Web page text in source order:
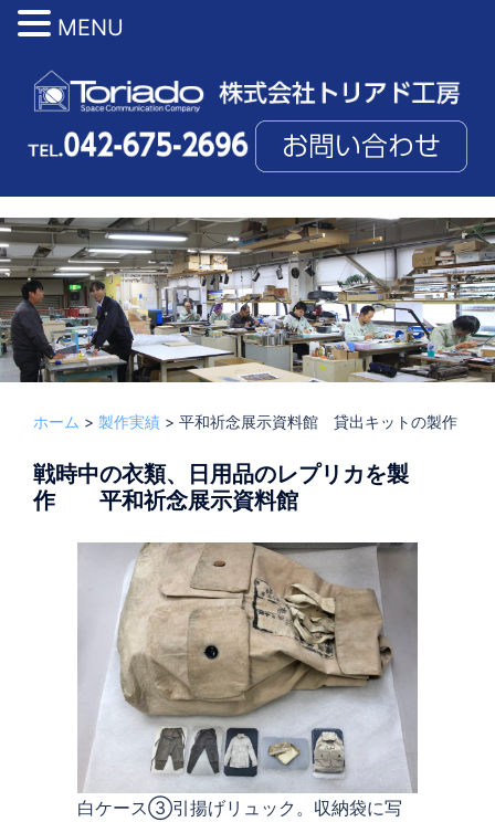
へ
ス
キ
ッ
プ
投稿者:TORIADMIN 2022. 12. 16 文化財 、 製作実績
ホーム > 製作実績 > 平和祈念展示資料館 貸出キットの製作
戦時中の衣類、日用品のレプリカを製
作 平和祈念展示資料館
白ケース③引揚げリュック。収納袋に写
MENU